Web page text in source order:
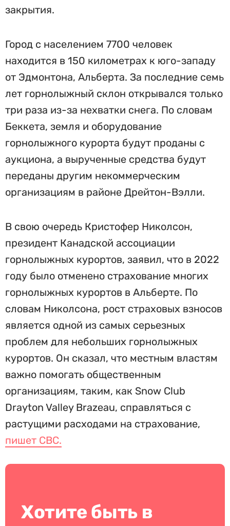
закрытия.
Город с населением 7700 человек
находится в 150 километрах к юго-западу
от Эдмонтона, Альберта. За последние семь
лет горнолыжный склон открывался только
три раза из-за нехватки снега. По словам
Беккета, земля и оборудование
горнолыжного курорта будут проданы с
аукциона, а вырученные средства будут
переданы другим некоммерческим
организациям в районе Дрейтон-Вэлли.
В свою очередь Кристофер Николсон,
президент Канадской ассоциации
горнолыжных курортов, заявил, что в 2022
году было отменено страхование многих
горнолыжных курортов в Альберте. По
словам Николсона, рост страховых взносов
является одной из самых серьезных
проблем для небольших горнолыжных
курортов. Он сказал, что местным властям
важно помогать общественным
организациям, таким, как Snow Club
Drayton Valley Brazeau, справляться с
растущими расходами на страхование,
пишет CBC.
Хотите быть в